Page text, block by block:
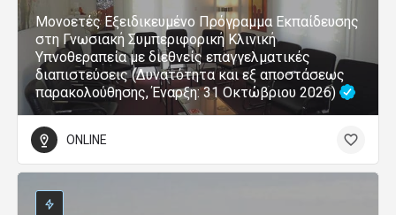
Μονοετές Εξειδικευμένο Πρόγραμμα Εκπαίδευσης
στη Γνωσιακή Συμπεριφορική Κλινική
Υπνοθεραπεία με διεθνείς επαγγελματικές
διαπιστεύσεις (Δυνατότητα και εξ αποστάσεως
παρακολούθησης, Έναρξη: 31 Οκτώβριου 2026)
ONLINE